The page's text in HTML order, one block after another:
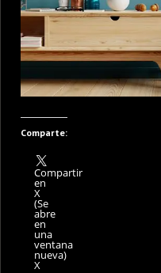
Comparte:
Compartir
en
X
(Se
abre
en
una
ventana
nueva)
X